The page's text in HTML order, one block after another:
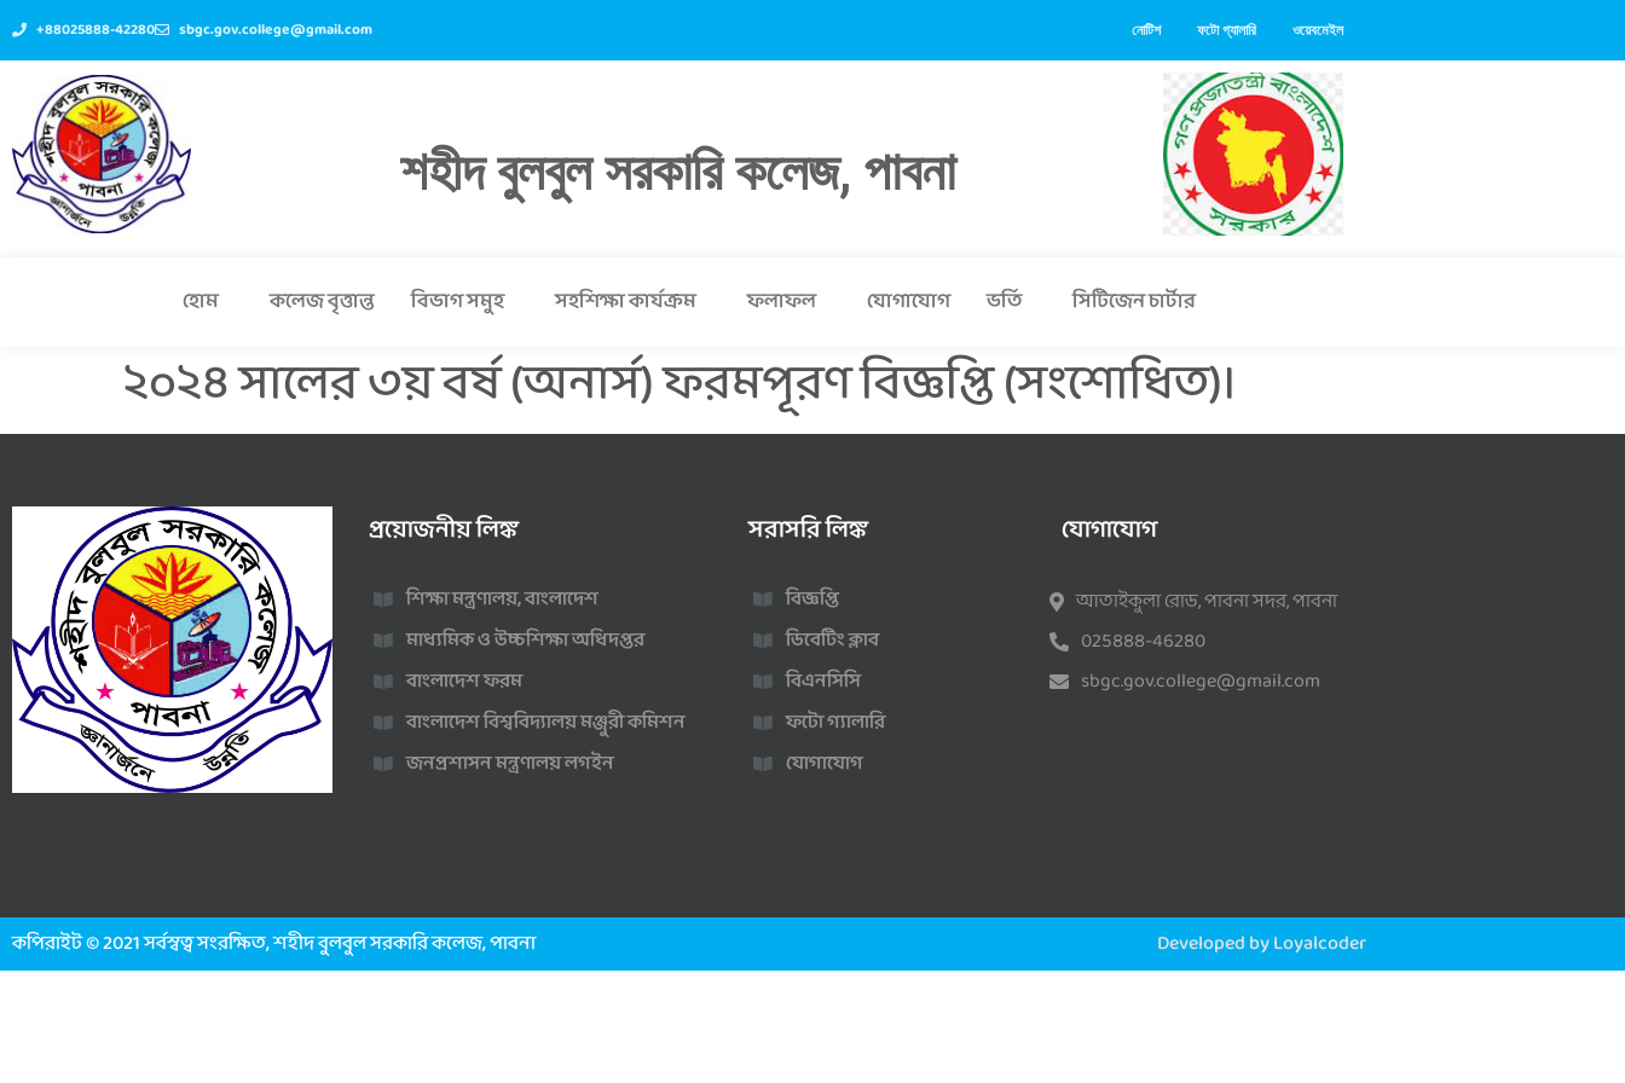
+88025888-42280 sbgc.gov.college@gmail.com নোটিশ ফটো গ্যালারি ওয়েবমেইল
শহীদ বুলবুল সরকারি কলেজ, পাবনা
হোম কলেজ বৃত্তান্ত বিভাগ সমুহ সহশিক্ষা কার্যক্রম ফলাফল যোগাযোগ ভর্তি সিটিজেন চার্টার
২০২৪ সালের ৩য় বর্ষ (অনার্স) ফরমপূরণ বিজ্ঞপ্তি (সংশোধিত)।
প্রয়োজনীয় লিঙ্ক
শিক্ষা মন্ত্রণালয়, বাংলাদেশ
মাধ্যমিক ও উচ্চশিক্ষা অধিদপ্তর
বাংলাদেশ ফরম
বাংলাদেশ বিশ্ববিদ্যালয় মঞ্জুরী কমিশন
জনপ্রশাসন মন্ত্রণালয় লগইন
সরাসরি লিঙ্ক
বিজ্ঞপ্তি
ডিবেটিং ক্লাব
বিএনসিসি
ফটো গ্যালারি
যোগাযোগ
যোগাযোগ
আতাইকুলা রোড, পাবনা সদর, পাবনা
025888-46280
sbgc.gov.college@gmail.com
কপিরাইট © 2021 সর্বস্বত্ব সংরক্ষিত, শহীদ বুলবুল সরকারি কলেজ, পাবনা Developed by Loyalcoder